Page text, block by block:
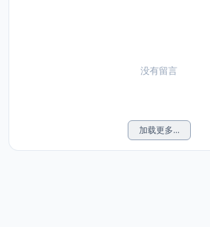
没有留言
加载更多...